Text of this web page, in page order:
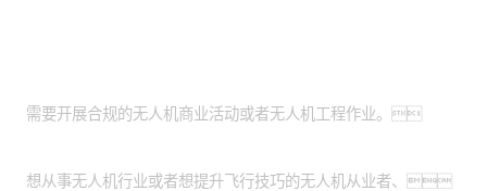
需要开展合规的无人机商业活动或者无人机工程作业。
想从事无人机行业或者想提升飞行技巧的无人机从业者、